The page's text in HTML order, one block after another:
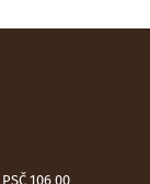
106 00